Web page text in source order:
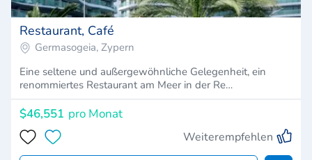
Restaurant, Café
Germasogeia, Zypern
Eine seltene und außergewöhnliche Gelegenheit, ein
renommiertes Restaurant am Meer in der Re…
$46,551 pro Monat
Weiterempfehlen